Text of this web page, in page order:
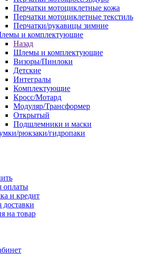
Перчатки мотоциклетные кожа
Перчатки мотоциклетные текстиль
Перчатки/рукавицы зимние
и комплектующие
Назад
Шлемы и комплектующие
Визоры/Пинлоки
Детские
Интегралы
Комплектующие
Кросс/Мотард
Модуляр/Трансформер
Открытый
Подшлемники и маски
рюкзаки/гидропаки
оплаты
и кредит
доставки
на товар